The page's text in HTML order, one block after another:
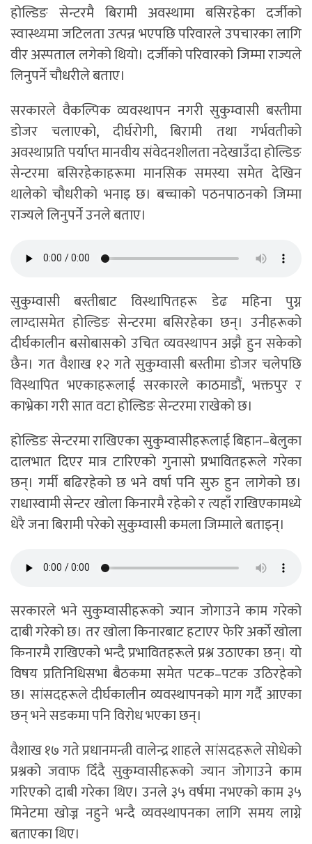
होल्डिङ सेन्टरमै बिरामी अवस्थामा बसिरहेका दर्जीको
स्वास्थ्यमा जटिलता उत्पन्न भएपछि परिवारले उपचारका लागि
वीर अस्पताल लगेको थियो। दर्जीको परिवारको जिम्मा राज्यले
लिनुपर्ने चौधरीले बताए।
सरकारले वैकल्पिक व्यवस्थापन नगरी सुकुम्वासी बस्तीमा
डोजर चलाएको, दीर्घरोगी, बिरामी तथा गर्भवतीको
अवस्थाप्रति पर्याप्त मानवीय संवेदनशीलता नदेखाउँदा होल्डिङ
सेन्टरमा बसिरहेकाहरूमा मानसिक समस्या समेत देखिन
थालेको चौधरीको भनाइ छ। बच्चाको पठनपाठनको जिम्मा
राज्यले लिनुपर्ने उनले बताए।
सुकुम्वासी बस्तीबाट विस्थापितहरू डेढ महिना पुग्न
लाग्दासमेत होल्डिङ सेन्टरमा बसिरहेका छन्। उनीहरूको
दीर्घकालीन बसोबासको उचित व्यवस्थापन अझै हुन सकेको
छैन। गत वैशाख १२ गते सुकुम्वासी बस्तीमा डोजर चलेपछि
विस्थापित भएकाहरूलाई सरकारले काठमाडौं, भक्तपुर र
काभ्रेका गरी सात वटा होल्डिङ सेन्टरमा राखेको छ।
होल्डिङ सेन्टरमा राखिएका सुकुम्वासीहरूलाई बिहान–बेलुका
दालभात दिएर मात्र टारिएको गुनासो प्रभावितहरूले गरेका
छन्। गर्मी बढिरहेको छ भने वर्षा पनि सुरु हुन लागेको छ।
राधास्वामी सेन्टर खोला किनारमै रहेको र त्यहाँ राखिएकामध्ये
धेरै जना बिरामी परेको सुकुम्वासी कमला जिम्माले बताइन्।
सरकारले भने सुकुम्वासीहरूको ज्यान जोगाउने काम गरेको
दाबी गरेको छ। तर खोला किनारबाट हटाएर फेरि अर्को खोला
किनारमै राखिएको भन्दै प्रभावितहरूले प्रश्न उठाएका छन्। यो
विषय प्रतिनिधिसभा बैठकमा समेत पटक–पटक उठिरहेको
छ। सांसदहरूले दीर्घकालीन व्यवस्थापनको माग गर्दै आएका
छन् भने सडकमा पनि विरोध भएका छन्।
वैशाख १७ गते प्रधानमन्त्री वालेन्द्र शाहले सांसदहरूले सोधेको
प्रश्नको जवाफ दिँदै सुकुम्वासीहरूको ज्यान जोगाउने काम
गरिएको दाबी गरेका थिए। उनले ३५ वर्षमा नभएको काम ३५
मिनेटमा खोज्न नहुने भन्दै व्यवस्थापनका लागि समय लाग्ने
बताएका थिए।